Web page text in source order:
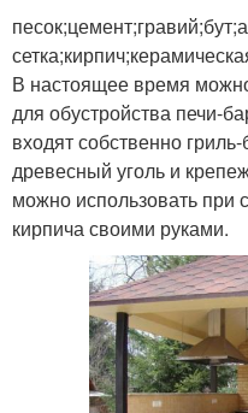
В настоящее время
для обустройства печи-
входят собственно
древесный уголь и
можно использовать при
кирпича своими руками.